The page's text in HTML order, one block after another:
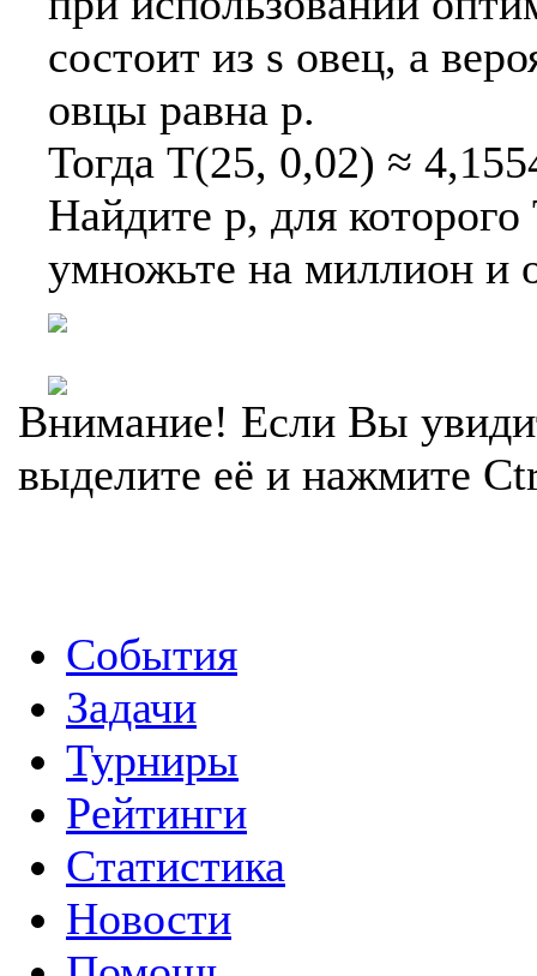
состоит из s овец, а
овцы равна p.
Тогда T(25, 0,02) ≈
Найдите p, для
умножьте на миллион и
Внимание! Если Вы
выделите её и нажмите
События
Задачи
Турниры
Рейтинги
Статистика
Новости